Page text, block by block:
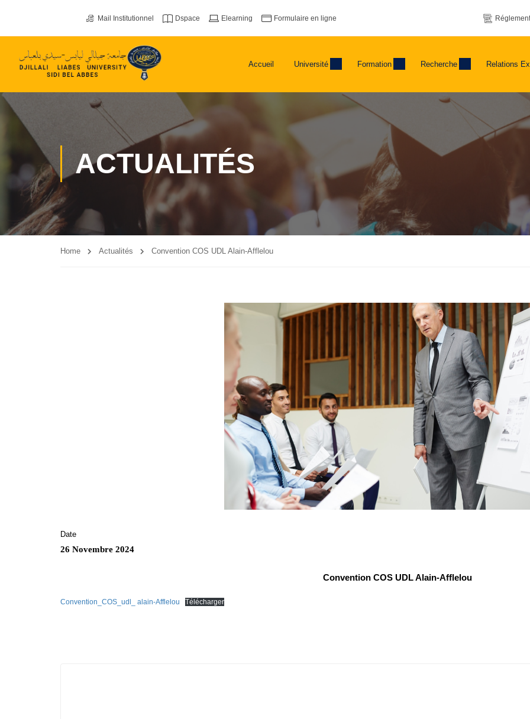
Mail Institutionnel Dspace Elearning Formulaire en ligne
Accueil Université Formation Recherche Relations
ACTUALITÉS
Home Actualités Convention COS UDL Alain-Afflelou
Date
26 Novembre 2024
Convention COS UDL Alain-Afflelou
Convention_COS_udl_ alain-Afflelou Télécharger